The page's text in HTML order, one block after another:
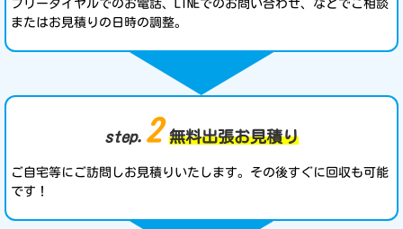
フリーダイヤルでのお電話、LINEでのお問い合わせ、などでご相談
またはお見積りの日時の調整。
step. 2 無料出張お見積り
ご自宅等にご訪問しお見積りいたします。その後すぐに回収も可能
です！